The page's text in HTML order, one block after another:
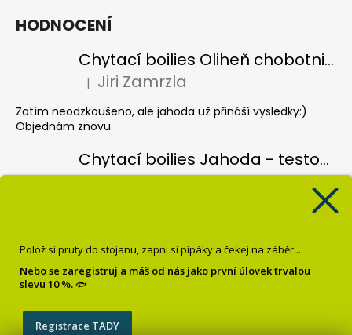
HODNOCENÍ
Chytací boilies Oliheň chobotnice - testovací balení
Hodnocení produktu je 5 z 5 hvězdiček.
| Jiri Zamrzla
Zatím neodzkoušeno, ale jahoda už přináší vysledky:)
Objednám znovu.
Chytací boilies Jahoda - testovací balení
Jiri Zamrzla
Koule hezky barevný, vůně nijak intenzivní, čekal bych více
úspěchu, třeba se to poddá.
Pop up Banán
Hodnocení produktu je 5 z 5 hvězdiček.
| Krisztián Sebők
Polož si pruty do stojanu, zapni si pípáky a čekej na záběr...
Nebo se zaregistruj a máš od nás jako první úlovek trvalou
slevu 10 %.🐟
Registrace TADY